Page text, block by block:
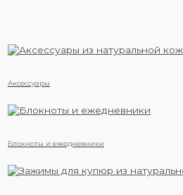
Аксессуары
Блокноты и ежедневники